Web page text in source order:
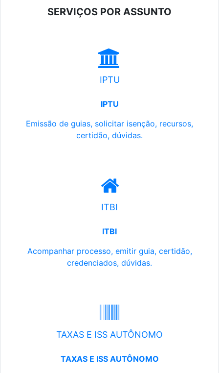
SERVIÇOS POR ASSUNTO
IPTU
IPTU
Emissão de guias, solicitar isenção, recursos,
certidão, dúvidas.
ITBI
ITBI
Acompanhar processo, emitir guia, certidão,
credenciados, dúvidas.
TAXAS E ISS AUTÔNOMO
TAXAS E ISS AUTÔNOMO